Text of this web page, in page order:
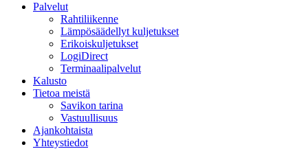
Palvelut
Rahtiliikenne
Lämpösäädellyt kuljetukset
Erikoiskuljetukset
LogiDirect
Terminaalipalvelut
Kalusto
Tietoa meistä
Savikon tarina
Vastuullisuus
Ajankohtaista
Yhteystiedot